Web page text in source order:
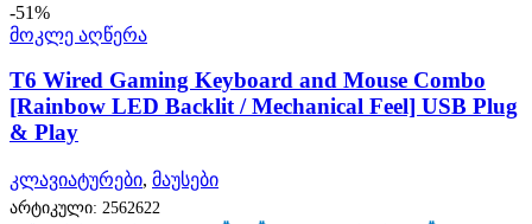
-51%
მოკლე აღწერა
T6 Wired Gaming Keyboard and Mouse Combo
[Rainbow LED Backlit / Mechanical Feel] USB Plug
& Play
კლავიატურები, მაუსები
არტიკული: 2562622